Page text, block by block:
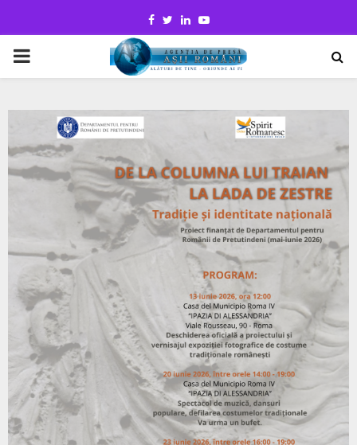
Facebook
TwitterLinkedinYoutube
PRIMARY